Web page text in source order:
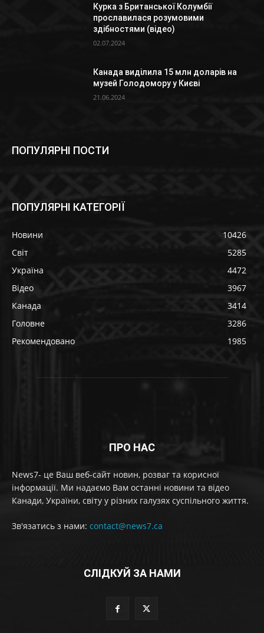
Курка з Британської Колумбії
прославилася розумовими
здібностями (відео)
02.07.2024
Канада виділила 15 млн доларів на
музей Голодомору у Києві
21.06.2024
ПОПУЛЯРНІ ПОСТИ
ПОПУЛЯРНІ КАТЕГОРІЇ
Новини
10426
Світ
5285
Україна
4472
Відео
3967
Канада
3414
Головне
3286
Рекомендовано
1985
ПРО НАС
News7- це Ваш веб-сайт новин, розваг та корисної
інформації. Ми надаємо Вам останні новини та відео
Канади, України, світу у різних галузях суспільного життя.
Зв'язатись з нами: contact@news7.ca
СЛІДКУЙ ЗА НАМИ